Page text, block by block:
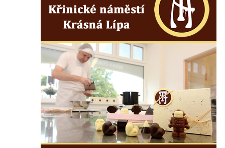
východně od Srbské Kamenice
Busta Jana Amose Komenského na domě
čp. 37 v Račicích
Socha ležícího koně v Sadech
Československé armády v Teplicích
Socha Medvídě v Tierpark Chemnitz
Sochy Ležící žena v Tierpark Chemnitz
Sochy Ptáci v Tierpark Chemnitz
Socha Skupina jeřábů v Tierpark Chemnitz